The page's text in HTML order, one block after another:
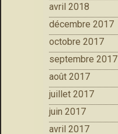
avril 2018
décembre 2017
octobre 2017
septembre 2017
août 2017
juillet 2017
juin 2017
avril 2017